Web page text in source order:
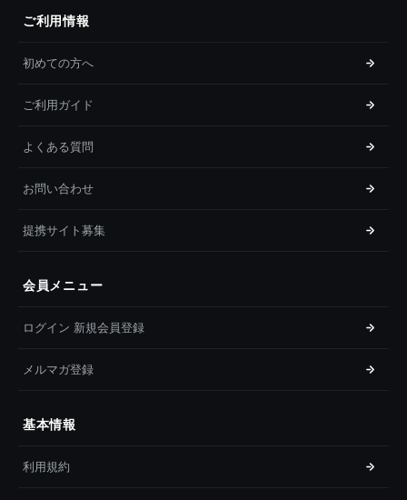
ご利用情報
初めての方へ
ご利用ガイド
よくある質問
お問い合わせ
提携サイト募集
会員メニュー
ログイン 新規会員登録
メルマガ登録
基本情報
利用規約